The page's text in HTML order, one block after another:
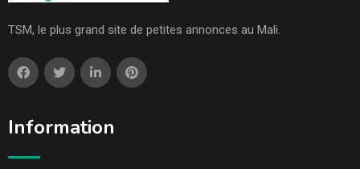
TSM, le plus grand site de petites annonces au Mali.
Information